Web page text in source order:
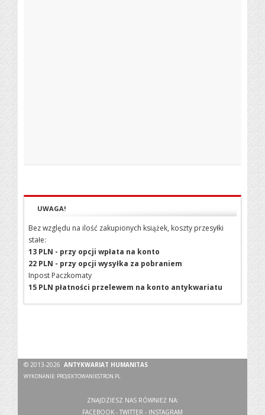
UWAGA!
Bez względu na ilość zakupionych książek, koszty przesyłki
stałe:
13 PLN - przy opcji wpłata na konto
22 PLN - przy opcji wysyłka za pobraniem
Inpost Paczkomaty
15 PLN płatności przelewem na konto antykwariatu
© 2013-2026ANTYKWARIAT HUMANITAS
WYKONANIE: PROJEKTOWANIESTRON.PL
ZNAJDZIESZ NAS RÓWNIEŻ NA:
FACEBOOK - TWITTER - INSTAGRAM